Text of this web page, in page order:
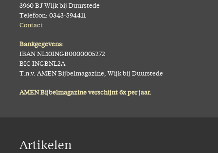
3960 BJ Wijk bij Duurstede
Telefoon: 0343-594411
Contact
Bankgegevens:
IBAN NL10INGB0000005272
BIC INGBNL2A
T.n.v. AMEN Bijbelmagazine, Wijk bij Duurstede
AMEN Bijbelmagazine verschijnt 6x per jaar.
Artikelen